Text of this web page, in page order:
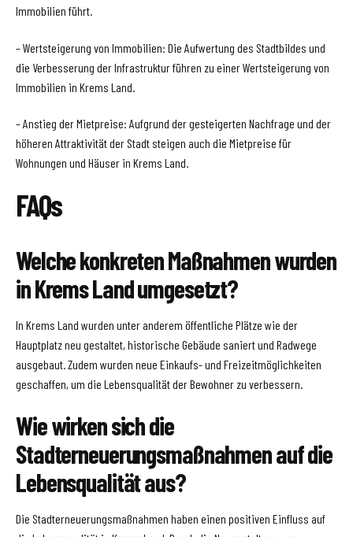
Immobilien führt.
– Wertsteigerung von Immobilien: Die Aufwertung des Stadtbildes und
die Verbesserung der Infrastruktur führen zu einer Wertsteigerung von
Immobilien in Krems Land.
– Anstieg der Mietpreise: Aufgrund der gesteigerten Nachfrage und der
höheren Attraktivität der Stadt steigen auch die Mietpreise für
Wohnungen und Häuser in Krems Land.
FAQs
Welche konkreten Maßnahmen wurden
in Krems Land umgesetzt?
In Krems Land wurden unter anderem öffentliche Plätze wie der
Hauptplatz neu gestaltet, historische Gebäude saniert und Radwege
ausgebaut. Zudem wurden neue Einkaufs- und Freizeitmöglichkeiten
geschaffen, um die Lebensqualität der Bewohner zu verbessern.
Wie wirken sich die
Stadterneuerungsmaßnahmen auf die
Lebensqualität aus?
Die Stadterneuerungsmaßnahmen haben einen positiven Einfluss auf